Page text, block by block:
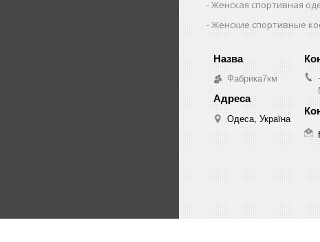
Женская спортивная
Женские спортивные
Фабрика7км
Одеса, Україна